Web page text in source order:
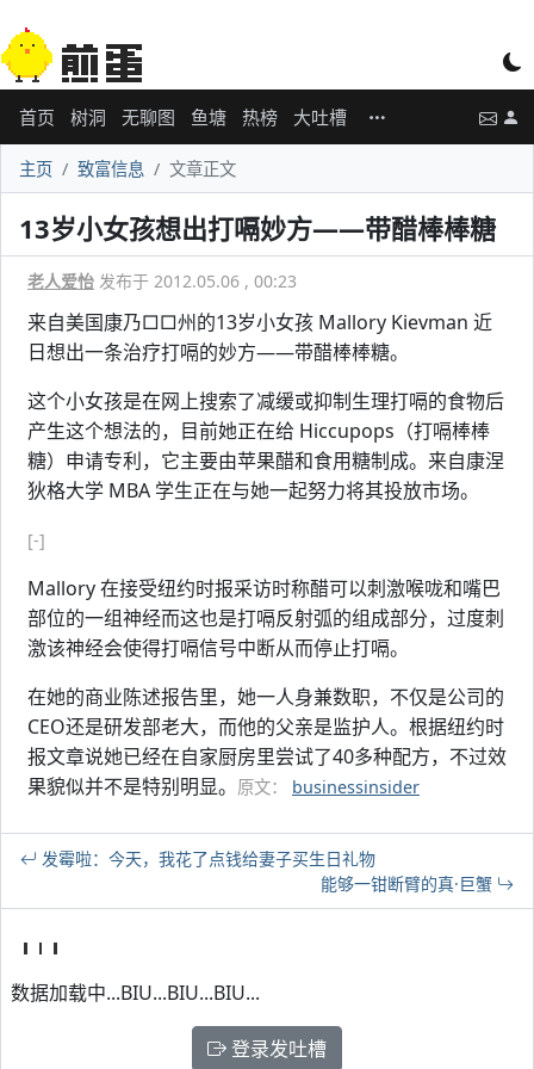
首页 树洞 无聊图 鱼塘 热榜 大吐槽
主页 致富信息 文章正文
13岁小女孩想出打嗝妙方——带醋棒棒糖
老人爱怡 发布于 2012.05.06 , 00:23
来自美国康乃□□州的13岁小女孩 Mallory Kievman 近
日想出一条治疗打嗝的妙方——带醋棒棒糖。
这个小女孩是在网上搜索了减缓或抑制生理打嗝的食物后
产生这个想法的，目前她正在给 Hiccupops（打嗝棒棒
糖）申请专利，它主要由苹果醋和食用糖制成。来自康涅
狄格大学 MBA 学生正在与她一起努力将其投放市场。
[-]
Mallory 在接受纽约时报采访时称醋可以刺激喉咙和嘴巴
部位的一组神经而这也是打嗝反射弧的组成部分，过度刺
激该神经会使得打嗝信号中断从而停止打嗝。
在她的商业陈述报告里，她一人身兼数职，不仅是公司的
CEO还是研发部老大，而他的父亲是监护人。根据纽约时
报文章说她已经在自家厨房里尝试了40多种配方，不过效
果貌似并不是特别明显。 原文： businessinsider
发霉啦：今天，我花了点钱给妻子买生日礼物
能够一钳断臂的真·巨蟹
数据加载中...BIU...BIU...BIU...
登录发吐槽